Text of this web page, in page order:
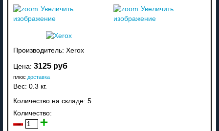
Увеличить
изображение
Увеличить
изображение
Производитель: Xerox
Цена: 3125 руб
плюс доставка
Вес: 0.3 кг.
Количество на складе: 5
Количество: